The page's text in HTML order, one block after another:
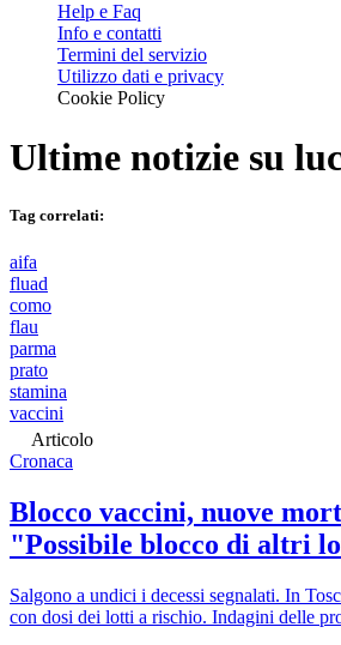
Help e Faq
Info e contatti
Termini del servizio
Utilizzo dati e privacy
Cookie Policy
Ultime notizie su
Tag correlati:
aifa
fluad
como
flau
parma
prato
stamina
vaccini
Articolo
Cronaca
Blocco vaccini, nuove
"Possibile blocco di altri
Salgono a undici i decessi segnalati. In
con dosi dei lotti a rischio. Indagini delle